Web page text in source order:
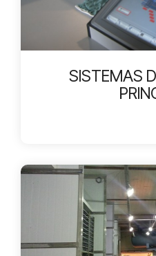
SISTEMAS